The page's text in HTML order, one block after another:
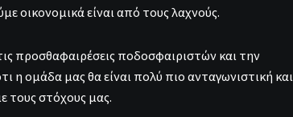
οικονομικά είναι από τους λαχνούς.
προσθαφαιρέσεις ποδοσφαιριστών και την
η ομάδα μας θα είναι πολύ πιο ανταγωνιστική και
τους στόχους μας.